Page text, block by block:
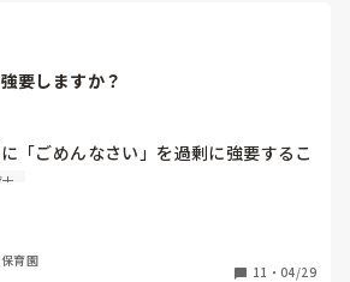
要しますか？
「ごめんなさい」を過剰に強要するこ
しんどくなっています。
ケンカになった時など、状況把握や、
たりしたうえで、子どもが納得して
えるように促すのは大切だと思うので
育園
11 ・ 04/29